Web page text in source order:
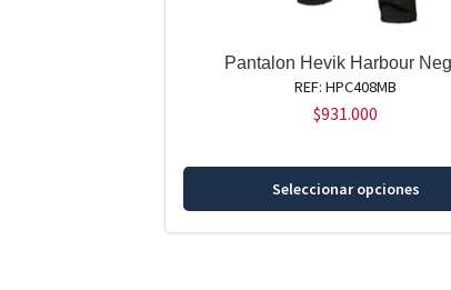
Pantalon Hevik Harbour
REF: HPC408MB
$931.000
Seleccionar opciones